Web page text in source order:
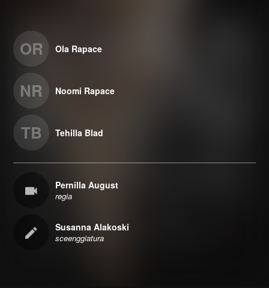
OR Ola Rapace
NR Noomi Rapace
TB Tehilla Blad
Pernilla August
regia
Susanna Alakoski
sceenggiatura